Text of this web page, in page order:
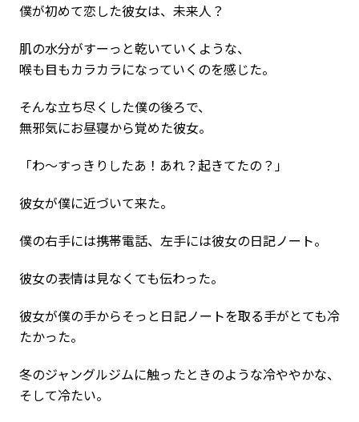
僕が初めて恋した彼女は、未来人？
肌の水分がすーっと乾いていくような、
喉も目もカラカラになっていくのを感じた。
そんな立ち尽くした僕の後ろで、
無邪気にお昼寝から覚めた彼女。
「わ〜すっきりしたあ！あれ？起きてたの？」
彼女が僕に近づいて来た。
僕の右手には携帯電話、左手には彼女の日記ノート。
彼女の表情は見なくても伝わった。
彼女が僕の手からそっと日記ノートを取る手がとても冷
たかった。
冬のジャングルジムに触ったときのような冷ややかな、
そして冷たい。